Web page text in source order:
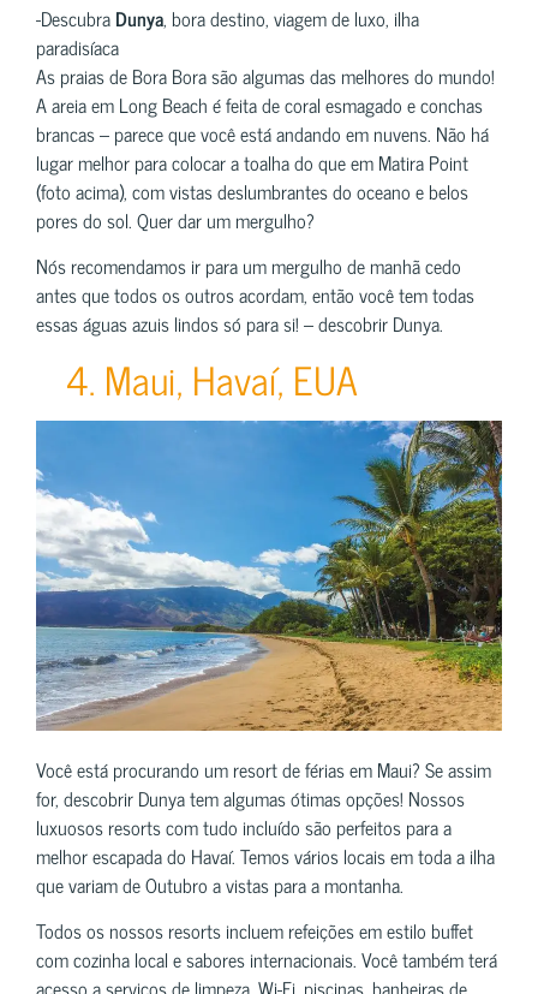
-DescubraDunya, bora destino, viagem de luxo, ilha
paradisíaca
As praias de Bora Bora são algumas das melhores do mundo!
A areia em Long Beach é feita de coral esmagado e conchas
brancas – parece que você está andando em nuvens. Não há
lugar melhor para colocar a toalha do que em Matira Point
(foto acima), com vistas deslumbrantes do oceano e belos
pores do sol. Quer dar um mergulho?
Nós recomendamos ir para um mergulho de manhã cedo
antes que todos os outros acordam, então você tem todas
essas águas azuis lindos só para si! – descobrir Dunya.
4. Maui, Havaí, EUA
Você está procurando um resort de férias em Maui? Se assim
for, descobrir Dunya tem algumas ótimas opções! Nossos
luxuosos resorts com tudo incluído são perfeitos para a
melhor escapada do Havaí. Temos vários locais em toda a ilha
que variam de Outubro a vistas para a montanha.
Todos os nossos resorts incluem refeições em estilo buffet
com cozinha local e sabores internacionais. Você também terá